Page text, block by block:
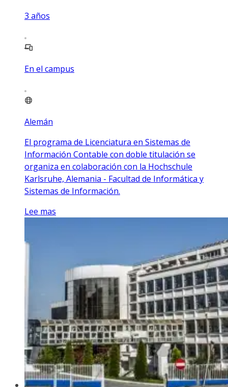
3 años
En el campus
Alemán
El programa de Licenciatura en Sistemas de
Información Contable con doble titulación se
organiza en colaboración con la Hochschule
Karlsruhe, Alemania - Facultad de Informática y
Sistemas de Información.
Lee mas